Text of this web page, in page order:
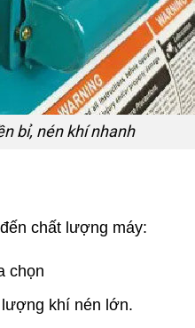
bỉ, nén khí nhanh
chất lượng máy:
chọn
khí nén lớn.